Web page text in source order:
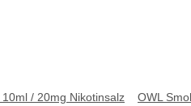
/ 20mg Nikotinsalz
OWL